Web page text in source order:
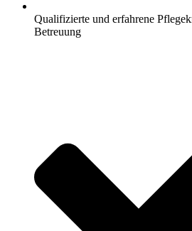
Qualifizierte und erfahrene
Betreuung